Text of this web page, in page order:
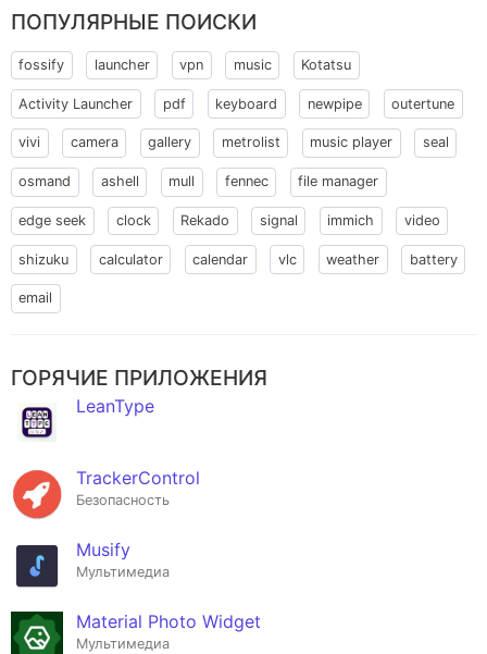
ПОПУЛЯРНЫЕ ПОИСКИ
fossify launcher vpn music Kotatsu
Activity Launcher pdf keyboard newpipe outertune
vivi camera gallery metrolist music player seal
osmand ashell mull fennec file manager
edge seek clock Rekado signal immich video
shizuku calculator calendar vlc weather battery
email
ГОРЯЧИЕ ПРИЛОЖЕНИЯ
LeanType
TrackerControl
Безопасность
Musify
Мультимедиа
Material Photo Widget
Мультимедиа